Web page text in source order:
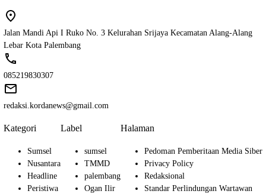
Jalan Mandi Api I Ruko No. 3 Kelurahan Srijaya Kecamatan Alang-Alang
Lebar Kota Palembang
085219830307
redaksi.kordanews@gmail.com
Kategori
Sumsel
Nusantara
Headline
Peristiwa
Label
sumsel
TMMD
palembang
Ogan Ilir
Halaman
Pedoman Pemberitaan Media Siber
Privacy Policy
Redaksional
Standar Perlindungan Wartawan